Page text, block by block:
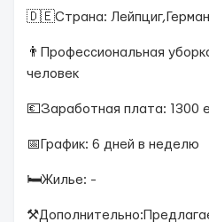
🇩🇪Страна:
👨Профессиональная
человек
💶Заработная плата: 1300
📅График: 6 дней в неделю
🛏Жилье: -